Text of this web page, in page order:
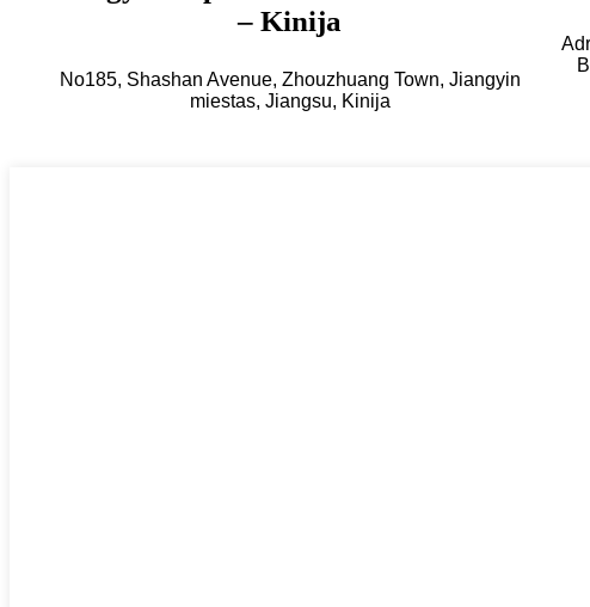
– Kinija
No185, Shashan Avenue, Zhouzhuang Town, Jiangyin
miestas, Jiangsu, Kinija